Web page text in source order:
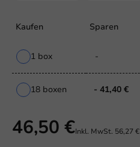
Kaufen Sparen
1 box -
18 boxen - 41,40 €
46,50 €Inkl. MwSt. 56,27 €